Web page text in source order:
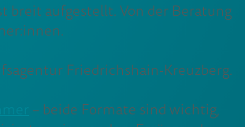
breit aufgestellt. Von der Beratung
Friedrichshain-Kreuzberg.
– beide Formate sind wichtig,